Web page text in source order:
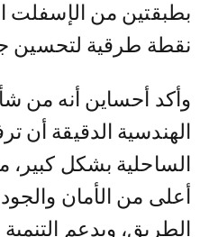
بطبقتين من الإسفلت
نقطة طرقية لتحسين
وأكد أحساين أنه من
الهندسية الدقيقة أن
الساحلية بشكل
أعلى من الأمان
الطريق، ويدعم